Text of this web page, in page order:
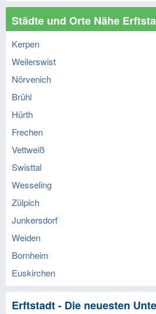
Städte und Orte Nähe
Kerpen
Weilerswist
Nörvenich
Brühl
Hürth
Frechen
Vettweiß
Swisttal
Wesseling
Zülpich
Junkersdorf
Weiden
Bornheim
Euskirchen
Erftstadt - Die neuesten